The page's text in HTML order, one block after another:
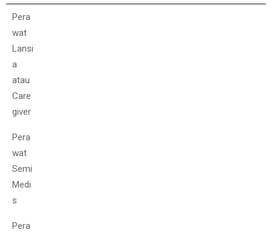
ni
ya
na
n
Pera
wat
Lansi
a
atau
Care
giver
Pera
wat
Semi
Medi
s
Pera